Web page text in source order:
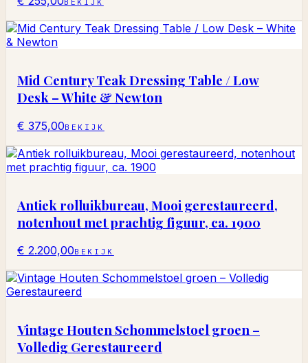
BEKIJK
Mid Century Teak Dressing Table / Low
Desk – White & Newton
€ 375,00BEKIJK
Antiek rolluikbureau, Mooi gerestaureerd,
notenhout met prachtig figuur, ca. 1900
€ 2.200,00BEKIJK
Vintage Houten Schommelstoel groen –
Volledig Gerestaureerd